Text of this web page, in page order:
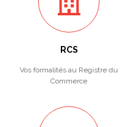
RCS
Vos formalités au Registre du
Commerce